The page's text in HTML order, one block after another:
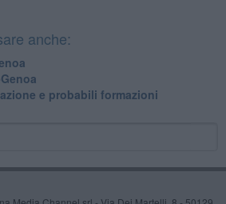
anche:
e probabili formazioni